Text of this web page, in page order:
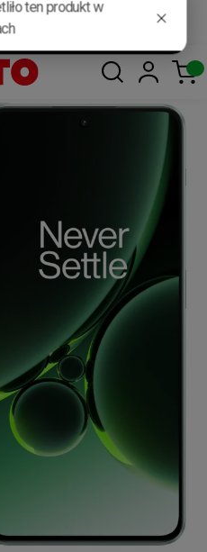
od 400 zł*